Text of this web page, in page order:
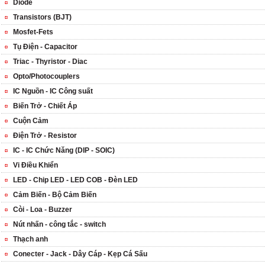
Diode
Transistors (BJT)
Mosfet-Fets
Tụ Điện - Capacitor
Triac - Thyristor - Diac
Opto/Photocouplers
IC Nguồn - IC Công suất
Biến Trở - Chiết Áp
Cuộn Cảm
Điện Trở - Resistor
IC - IC Chức Năng (DIP - SOIC)
Vi Điều Khiển
LED - Chip LED - LED COB - Đèn LED
Cảm Biến - Bộ Cảm Biến
Còi - Loa - Buzzer
Nút nhấn - công tắc - switch
Thạch anh
Conecter - Jack - Dây Cáp - Kẹp Cá Sấu